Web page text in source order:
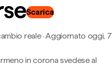
Scarica
reale·Aggiornato oggi, 7
in corona svedese al